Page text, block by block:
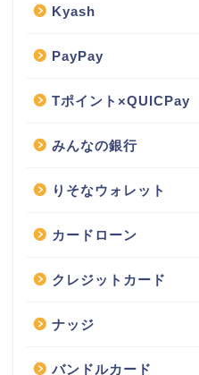
Kyash
PayPay
Tポイント×QUICPay
みんなの銀行
りそなウォレット
カードローン
クレジットカード
ナッジ
バンドルカード